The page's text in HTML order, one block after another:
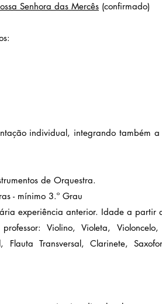
Senhora das Mercês (confirmado)
individual, integrando também a
de Orquestra.
- mínimo 3.º Grau
experiência anterior. Idade a partir
Violino, Violeta,
Transversal, Clarinete,